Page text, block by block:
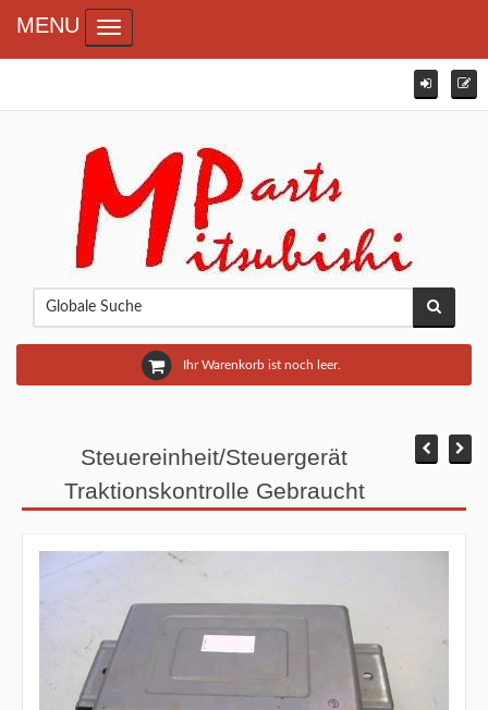
Ihr Warenkorb ist noch leer.
MENU Toggle navigation
Steuereinheit/Steuergerät
Traktionskontrolle Gebraucht